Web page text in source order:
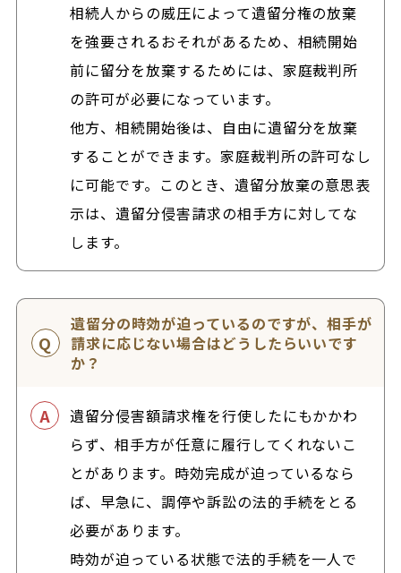
相続人からの威圧によって遺留分権の放棄
を強要されるおそれがあるため、相続開始
前に留分を放棄するためには、家庭裁判所
の許可が必要になっています。
他方、相続開始後は、自由に遺留分を放棄
することができます。家庭裁判所の許可なし
に可能です。このとき、遺留分放棄の意思表
示は、遺留分侵害請求の相手方に対してな
します。
遺留分の時効が迫っているのですが、相手が
請求に応じない場合はどうしたらいいです
か？
遺留分侵害額請求権を行使したにもかかわ
らず、相手方が任意に履行してくれないこ
とがあります。時効完成が迫っているなら
ば、早急に、調停や訴訟の法的手続をとる
必要があります。
時効が迫っている状態で法的手続を一人で